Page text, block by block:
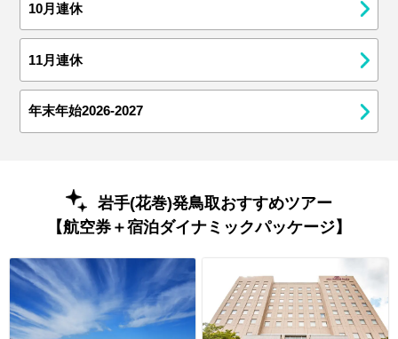
10月連休
11月連休
年末年始2026-2027
岩手(花巻)発鳥取おすすめツアー
【航空券＋宿泊ダイナミックパッケージ】